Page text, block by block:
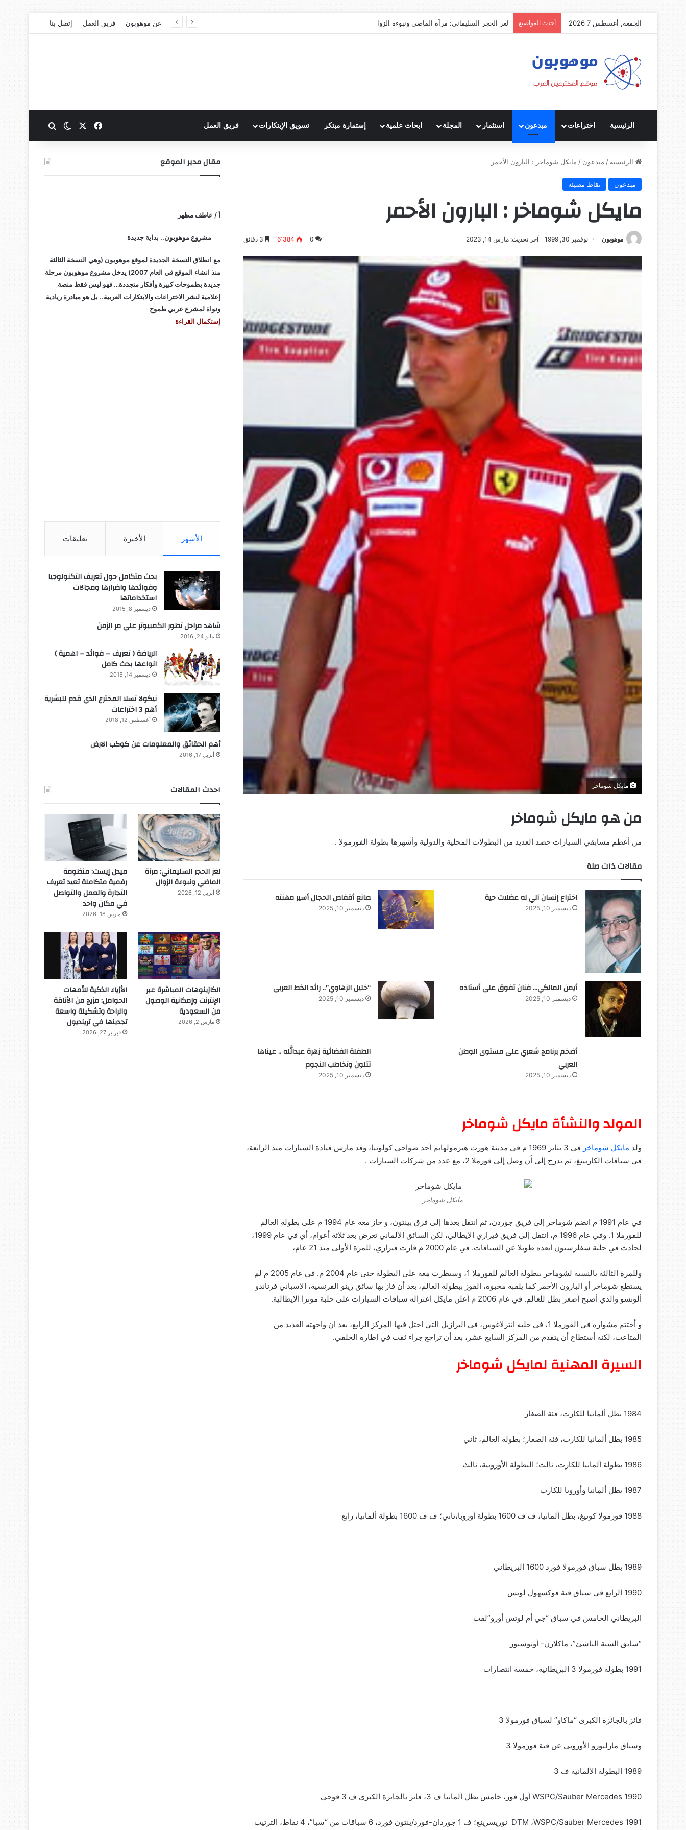
الجمعة, أغسطس 7 2026 أحدث المواضيع لغز الحجر السليماني: مرآة الماضي ونبوءة الزوال عن موهوبون فريق العمل إتصل بنا
الرئيسية اختراعات مبدعون استثمار المجلة ابحاث علمية إستمارة مبتكر تسويق الإبتكارات فريق العمل فيسبوك الوضع المظلم
الرئيسية / مبدعون / مايكل شوماخر : البارون الأحمر
مبدعون نقاط مضيئه
مايكل شوماخر : البارون الأحمر
موهوبون نوفمبر 30, 1999 آخر تحديث: مارس 14, 2023 0 6٬384
مايكل شوماخر
من هو مايكل شوماخر
من أعظم مسابقي السيارات حصد العديد من البطولات المحلية والدولية وأشهرها بطولة الفورمولا .
مقالات ذات صلة
اختراع إنسان آلي له عضلات حية
ديسمبر 10, 2025
صانع أقفاص الحجال أسير مهنته
ديسمبر 10, 2025
أيمن المالكي… فنان تفوق على أستاذه
ديسمبر 10, 2025
“خليل الزهاوي”.. رائد الخط العربي
ديسمبر 10, 2025
أضخم برنامج شعري على مستوى الوطن
العربي
ديسمبر 10, 2025
الطفلة الفضائية زهرة عبدالله .. عيناها
تتلون وتخاطب النجوم
ديسمبر 10, 2025
المولد والنشأة مايكل شوماخر
ولد مايكل شوماخر
في 3 يناير 1969 م في مدينة هورت هيرمولهايم أحد ضواحي كولونيا، وقد مارس قيادة السيارات منذ الرابعة،
في سباقات الكارتينغ، ثم تدرج إلى أن وصل إلى فورملا 2، مع عدد من شركات السيارات .
مايكل شوماخر
في عام 1991 م انضم شوماخر إلى فريق جوردن، ثم انتقل بعدها إلى فرق بينتون، و حاز معه عام 1994 م على بطولة العالم
للفورملا 1. وفي عام 1996 م، انتقل إلى فريق فيراري الإيطالي، لكن السائق الألماني تعرض بعد ثلاثة أعوام، أي في عام 1999،
لحادث في حلبة سفلرستون أبعده طويلا عن السباقات. في عام 2000 م فازت فيراري، للمرة الأولى منذ 21 عام،
وللمرة الثالثة بالنسبة لشوماخر ببطولة العالم للفورملا 1، وسيطرت معه على البطولة حتى عام 2004 م. في عام 2005 م لم
يستطع شوماخر أو البارون الأحمر كما يلقبه محبوه، الفوز ببطولة العالم، بعد أن فاز بها سائق رينو الفرنسية، الإسباني فرناندو
ألونسو والذي أصبح أصغر بطل للعالم. في عام 2006 م أعلن مايكل اعتزاله سباقات السيارات على حلبة مونزا الإيطالية.
و أختتم مشواره في الفورملا 1، في حلبة انترلاغوس، في البرازيل التي احتل فيها المركز الرابع، بعد ان واجهته العديد من
المتاعب، لكنه أستطاع أن يتقدم من المركز السابع عشر، بعد أن تراجع جراء ثقب في إطاره الخلفي.
السيرة المهنية لمايكل شوماخر
1985 بطل ألمانيا للكارت، فئة الصغار؛ بطولة العالم، ثاني ‏
1986 بطولة ألمانيا للكارت، ثالث؛ البطولة الأوروبية، ثالث
1987 بطل ألمانيا وأوروبا للكارت
1988 فورمولا كونيغ، بطل ألمانيا، ف ف 1600 بطولة ‏أوروبا،ثاني؛ ف ف 1600 بطولة ألمانيا، رابع
1989 بطل سباق فورمولا فورد 1600 البريطاني
1990 الرابع في سباق فئة فوكسهول لوتس
البريطاني الخامس في سباق “جي أم لوتس أورو”لقب
“سائق السنة الناشئ”، ماكلارن- أوتوسبور
1991 بطولة فورمولا 3 البريطانية، خمسة انتصارات
فائز بالجائزة الكبرى “ماكاو” لسباق فورمولا 3
وسباق مارلبورو الأوروبي عن فئة فورمولا 3
1989 البطولة الألمانية ف 3‏
1990 ‎WSPC/Sauber Mercedes‎‏ أول فوز، خامس بطل ألمانيا ف 3، فائز بالجائزة الكبرى ف 3 فوجي ‏
1991 ‎WSPC/Sauber Mercedes‎‏، ‏‎ DTM‎‏ نوريسرينغ؛ ف ‏‏1 جوردان-فورد/بنتون فورد، 6 سباقات من “سبا”، 4 ‏نقاط، الترتيب
مقال مدير الموقع
أ / عاطف مظهر
مشروع موهوبون.. بداية جديدة
مع انطلاق النسخة الجديدة لموقع موهوبون (وهي النسخة الثالثة
منذ انشاء الموقع في العام 2007) يدخل مشروع موهوبون مرحلة
جديدة بطموحات كبيرة وأفكار متجددة… فهو ليس فقط منصة
إعلامية لنشر الاختراعات والابتكارات العربية.. بل هو مبادرة ريادية
ونواة لمشرع عربي طموح
إستكمال القراءة
الأشهر الأخيرة تعليقات
بحث متكامل حول تعريف التكنولوجيا
وفوائدها واضرارها ومجالات
استخداماتها
ديسمبر 8, 2015
شاهد مراحل تطور الكمبيوتر علي مر الزمن
مايو 24, 2016
الرياضة ( تعريف – فوائد – اهمية )
انواعها بحث كامل
ديسمبر 14, 2015
نيكولا تسلا المخترع الذي قدم للبشرية
أهم 3 اختراعات
أغسطس 12, 2018
أهم الحقائق والمعلومات عن كوكب الارض
أبريل 17, 2016
احدث المقالات
لغز الحجر السليماني: مرآة
الماضي ونبوءة الزوال
أبريل 12, 2026
ميدل إيست: منظومة
رقمية متكاملة تعيد تعريف
التجارة والعمل والتواصل
في مكان واحد
مارس 18, 2026
الكازينوهات المباشرة عبر
الإنترنت وإمكانية الوصول
من السعودية
مارس 2, 2026
الأزياء الذكية للأمهات
الحوامل: مزيج من الأناقة
والراحة وتشكيلة واسعة
تجدينها في ترينديول
فبراير 27, 2026